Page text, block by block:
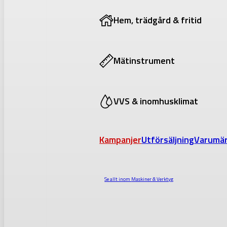
Hem, trädgård & fritid
Mätinstrument
VVS & inomhusklimat
KampanjerUtförsäljning
Se allt inom Maskiner & Verktyg